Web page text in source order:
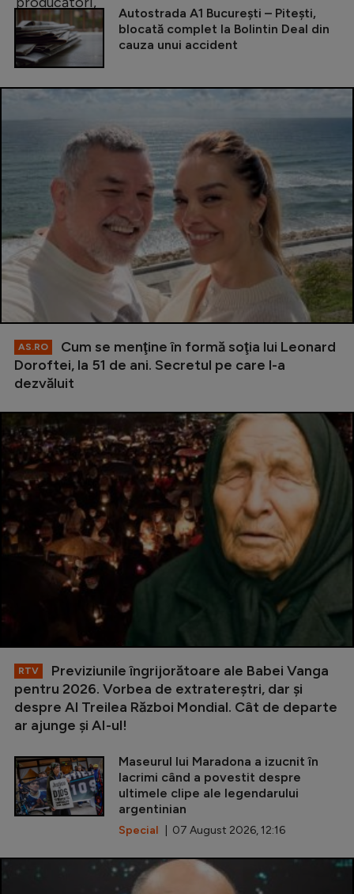
Autostrada A1 București – Pitești,
blocată complet la Bolintin Deal din
cauza unui accident
AS.RO
Cum se menţine în formă soţia lui Leonard
Doroftei, la 51 de ani. Secretul pe care l-a
dezvăluit
RTV
Previziunile îngrijorătoare ale Babei Vanga
pentru 2026. Vorbea de extratereștri, dar și
despre Al Treilea Război Mondial. Cât de departe
ar ajunge și AI-ul!
Maseurul lui Maradona a izucnit în
lacrimi când a povestit despre
ultimele clipe ale legendarului
argentinian
Special | 07 August 2026, 12:16